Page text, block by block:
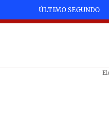
ÚLTIMO SEGUNDO